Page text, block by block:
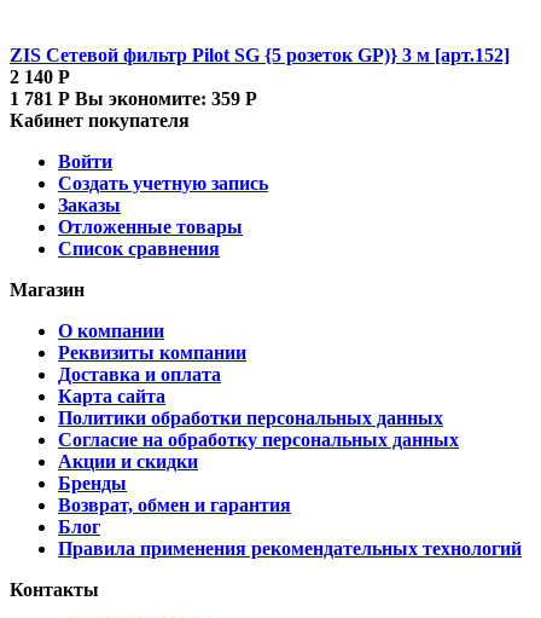
ZIS Сетевой фильтр Pilot SG {5 розеток GP)} 3 м [арт.152]
2 140 Р
1 781 Р Вы экономите: 359 Р
Кабинет покупателя
Войти
Создать учетную запись
Заказы
Отложенные товары
Список сравнения
Магазин
О компании
Реквизиты компании
Доставка и оплата
Карта сайта
Политики обработки персональных данных
Согласие на обработку персональных данных
Акции и скидки
Бренды
Возврат, обмен и гарантия
Блог
Правила применения рекомендательных технологий
Контакты